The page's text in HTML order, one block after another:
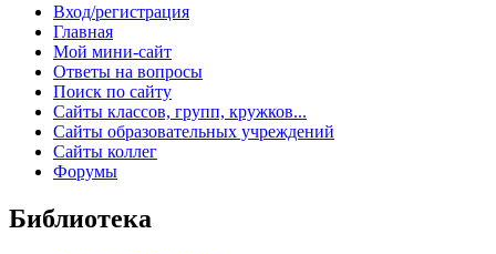
Вход/регистрация
Главная
Мой мини-сайт
Ответы на вопросы
Поиск по сайту
Сайты классов, групп, кружков...
Сайты образовательных учреждений
Сайты коллег
Форумы
Библиотека